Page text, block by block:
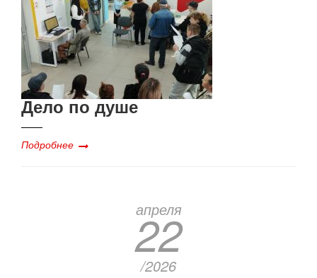
Дело по душе
Подробнее
апреля
22
/2026